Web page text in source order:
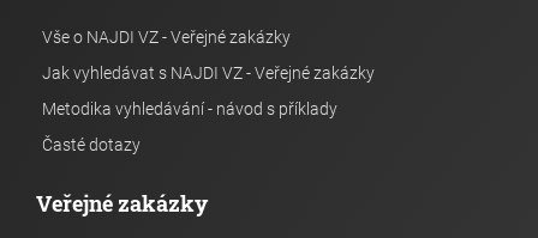
Vše o NAJDI VZ - Veřejné zakázky
Jak vyhledávat s NAJDI VZ - Veřejné zakázky
Metodika vyhledávání - návod s příklady
Časté dotazy
Veřejné zakázky